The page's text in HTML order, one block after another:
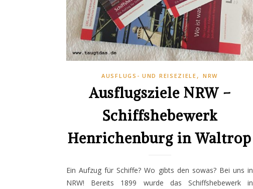
AUSFLUGS- UND REISEZIELE , NRW
Ausflugsziele NRW –
Schiffshebewerk
Henrichenburg in Waltrop
Ein Aufzug für Schiffe? Wo gibts den sowas? Bei uns in
NRW! Bereits 1899 wurde das Schiffshebewerk in